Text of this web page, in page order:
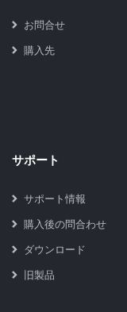
お問合せ
購入先
サポート
サポート情報
購入後の問合わせ
ダウンロード
旧製品